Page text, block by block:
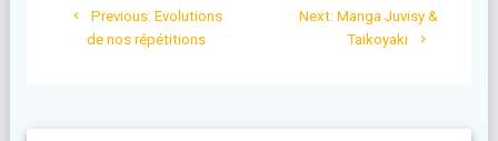
Previous: Previous
post:
Evolutions
de nos répétitions
Next: Next
post:
Manga Juvisy &
Taikoyaki